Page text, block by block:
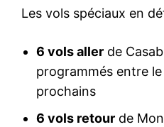
Les vols spéciaux en
6 vols aller de
programmés entre
prochains
6 vols retour de